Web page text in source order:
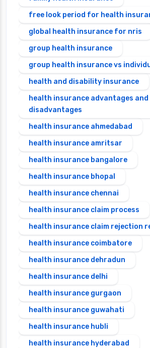
free look period for health
global health insurance for nris
group health insurance
group health insurance vs
health and disability insurance
health insurance advantages and
disadvantages
health insurance ahmedabad
health insurance amritsar
health insurance bangalore
health insurance bhopal
health insurance chennai
health insurance claim process
health insurance claim rejection
health insurance coimbatore
health insurance dehradun
health insurance delhi
health insurance gurgaon
health insurance guwahati
health insurance hubli
health insurance hyderabad